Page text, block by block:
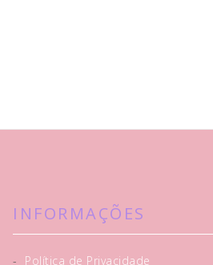
INFORMAÇÕES
-
Política de Privacidade